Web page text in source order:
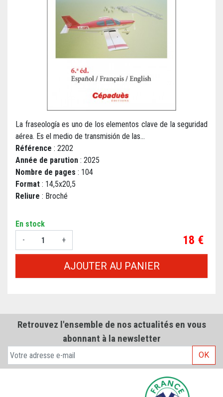
La fraseología es uno de los elementos clave de la seguridad
aérea. Es el medio de transmisión de las...
Référence : 2202
Année de parution : 2025
Nombre de pages : 104
Format : 14,5x20,5
Reliure : Broché
En stock
-
+ Prix
18 €
AJOUTER AU PANIER
Retrouvez l'ensemble de nos actualités en vous
abonnant à la newsletter
OK